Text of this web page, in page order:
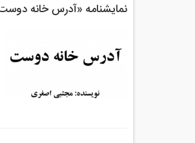
نمایشنامه «آدرس خانه